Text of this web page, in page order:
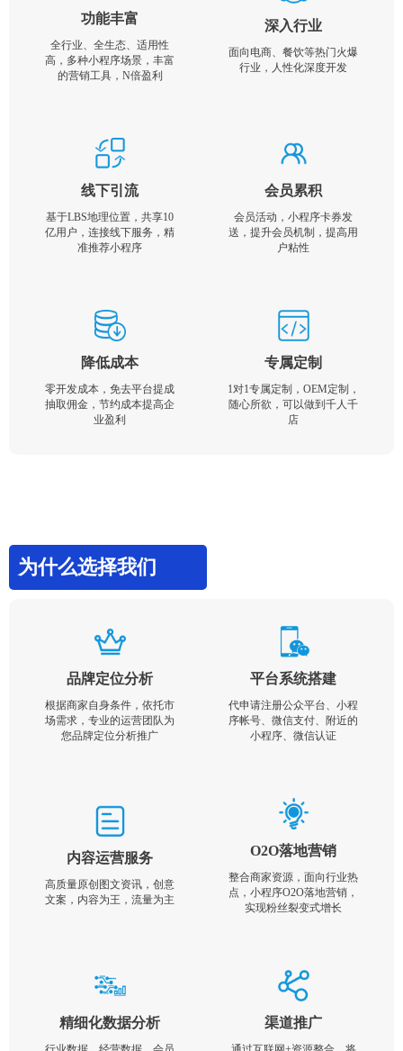
功能丰富
全行业、全生态、适用性
高，多种小程序场景，丰富
的营销工具，N倍盈利
深入行业
面向电商、餐饮等热门火爆
行业，人性化深度开发
线下引流
基于LBS地理位置，共享10
亿用户，连接线下服务，精
准推荐小程序
会员累积
会员活动，小程序卡券发
送，提升会员机制，提高用
户粘性
降低成本
零开发成本，免去平台提成
抽取佣金，节约成本提高企
业盈利
专属定制
1对1专属定制，OEM定制，
随心所欲，可以做到千人千
店
为什么选择我们
品牌定位分析
根据商家自身条件，依托市
场需求，专业的运营团队为
您品牌定位分析推广
平台系统搭建
代申请注册公众平台、小程
序帐号、微信支付、附近的
小程序、微信认证
内容运营服务
高质量原创图文资讯，创意
文案，内容为王，流量为主
O2O落地营销
整合商家资源，面向行业热
点，小程序O2O落地营销，
实现粉丝裂变式增长
精细化数据分析 渠道推广